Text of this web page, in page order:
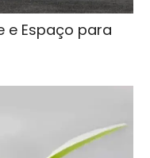
e Espaço para